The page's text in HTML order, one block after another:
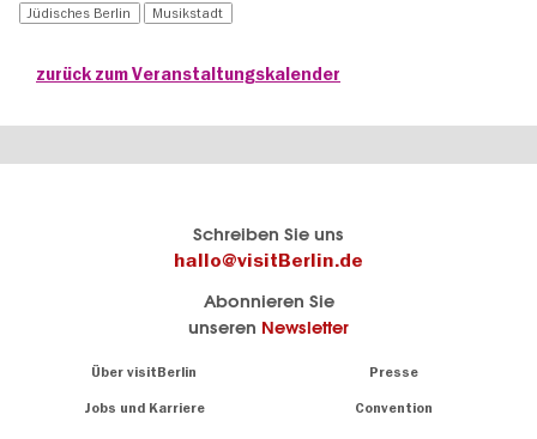
Jüdisches Berlin Musikstadt
zurück zum Veranstaltungskalender
Schreiben Sie uns
hallo@visitBerlin.de
Abonnieren Sie
unseren Newsletter
Über visitBerlin Presse
Jobs und Karriere Convention
sind
für Sie da.
Insidertipps